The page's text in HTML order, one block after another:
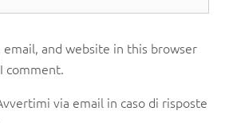
email, and website in this browser
comment.
via email in caso di risposte